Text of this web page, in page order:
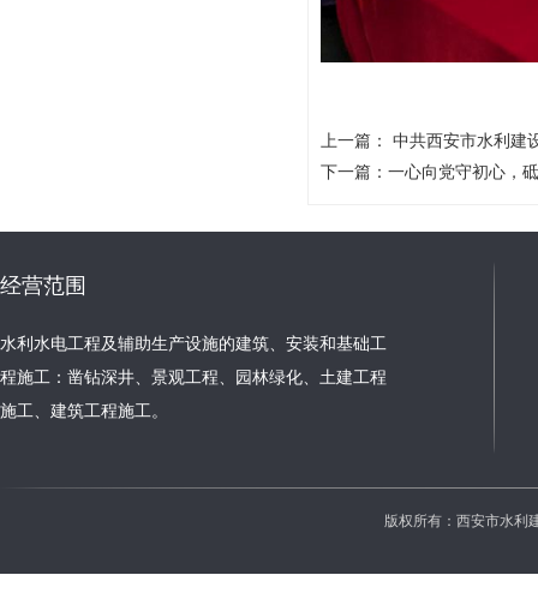
上一篇： 中共西安市水利建
下一篇： 一心向党守初心，
经营范围
水利水电工程及辅助生产设施的建筑、安装和基础工
程施工：凿钻深井、景观工程、园林绿化、土建工程
施工、建筑工程施工。
版权所有：西安市水利